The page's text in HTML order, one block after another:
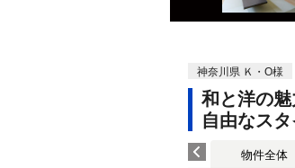
神奈川県 Ｋ・O様
和と洋の
自由なス
物件全体